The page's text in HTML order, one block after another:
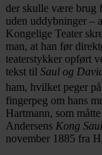
der skulle være brug
uden uddybninger –
Kongelige Teater
man, at han før
teaterstykker opført
tekst til Saul og
ham, hvilket peger
fingerpeg om hans
Hartmann, som
Andersens Kong Saul
november 1885 fra